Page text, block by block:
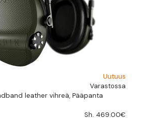
Uutuus
Varastossa
leather vihreä, Pääpanta
Sh. 469.00€